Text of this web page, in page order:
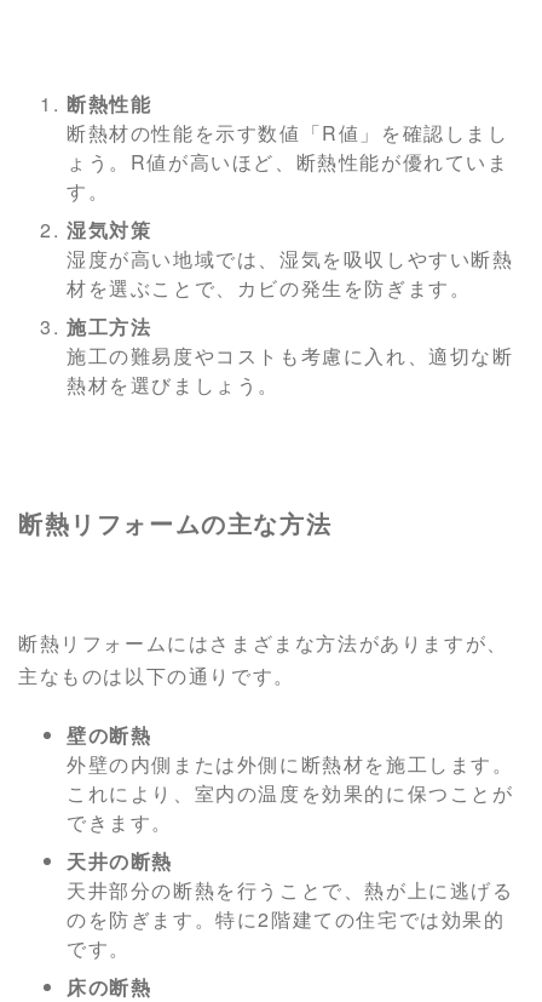
断熱性能
断熱材の性能を示す数値「R値」を確認しまし
ょう。R値が高いほど、断熱性能が優れていま
す。
湿気対策
湿度が高い地域では、湿気を吸収しやすい断熱
材を選ぶことで、カビの発生を防ぎます。
施工方法
施工の難易度やコストも考慮に入れ、適切な断
熱材を選びましょう。
断熱リフォームの主な方法
断熱リフォームにはさまざまな方法がありますが、
主なものは以下の通りです。
壁の断熱
外壁の内側または外側に断熱材を施工します。
これにより、室内の温度を効果的に保つことが
できます。
天井の断熱
天井部分の断熱を行うことで、熱が上に逃げる
のを防ぎます。特に2階建ての住宅では効果的
です。
床の断熱